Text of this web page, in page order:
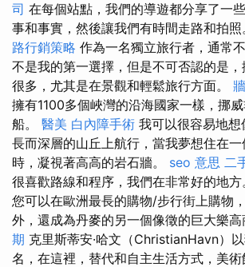
司 在每個站點，我們的導遊都分享了一
事和事實，然後讓我們有時間走路和拍照
路行銷策略 作為一名獨立旅行者，通常
不是我的第一選擇，但是不可否認的是
很多，尤其是在景觀和輕鬆旅行方面。
擁有1100多個峽灣的沿海國家一樣，挪
船。 醫美 白內障手術 我可以很容易地
長而深層的山丘上航行，當我夢想住在
時，凝視著高高的岩石牆。 seo 意思 二
很喜歡路線和程序，我們在非常好的地方
您可以在歐洲最長的購物/步行街上購物
外，還成為丹麥的另一個像徵的巨大樂高
期 克里斯蒂安·哈文（ChristianHavn）
名，在這裡，替代和自主生活方式，美